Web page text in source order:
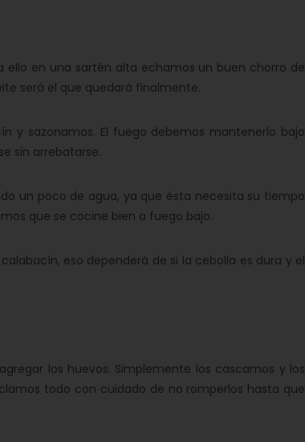
en una sartén alta echamos un buen chorro de
será el que quedará finalmente.
sazonamos. El fuego debemos mantenerlo bajo
sin arrebatarse.
un poco de agua, ya que ésta necesita su tiempo
que se cocine bien a fuego bajo.
eso dependerá de si la cebolla es dura y el
los huevos. Simplemente los cascamos y los
todo con cuidado de no romperlos hasta que